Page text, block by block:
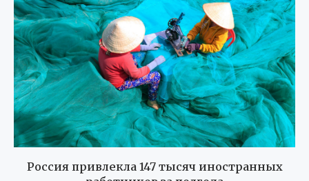
Россия привлекла 147 тысяч иностранных